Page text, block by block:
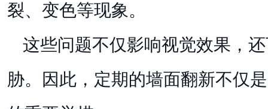
裂、变色等现象。
这些问题不仅影响视觉效果，
胁。因此，定期的墙面翻新不仅